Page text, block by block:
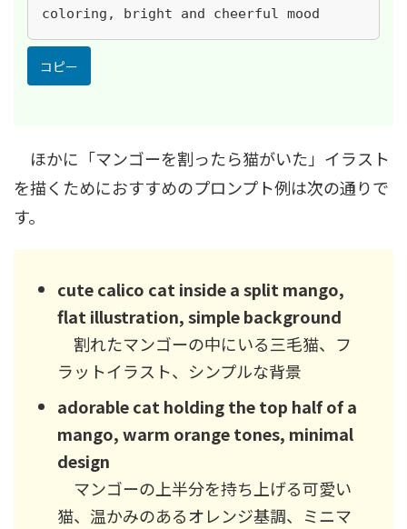
coloring, bright and cheerful mood
コピー
ほかに「マンゴーを割ったら猫がいた」イラスト
を描くためにおすすめのプロンプト例は次の通りで
す。
cute calico cat inside a split mango,
flat illustration, simple background
割れたマンゴーの中にいる三毛猫、フ
ラットイラスト、シンプルな背景
adorable cat holding the top half of a
mango, warm orange tones, minimal
design
マンゴーの上半分を持ち上げる可愛い
猫、温かみのあるオレンジ基調、ミニマ